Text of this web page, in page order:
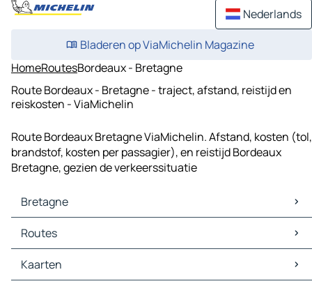
Nederlands
Bladeren op ViaMichelin Magazine
HomeRoutesBordeaux - Bretagne
Route Bordeaux - Bretagne - traject, afstand, reistijd en
reiskosten - ViaMichelin
Route Bordeaux Bretagne ViaMichelin. Afstand, kosten (tol,
brandstof, kosten per passagier), en reistijd Bordeaux
Bretagne, gezien de verkeerssituatie
Bretagne
Bretagne Kaarten
Bretagne Verkeer
Bretagne Hotels
Bretagne Restaurants
Routes
Routes Bretagne - Belfort
Routes Bretagne - Sochaux
Kaarten